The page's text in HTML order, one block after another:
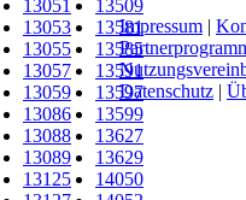
13051
13053
13055
13057
13059
13086
13088
13089
13125
13509
13581
13585
13591
13597
13599
13627
13629
14050
Impressum |
Datenschutz |